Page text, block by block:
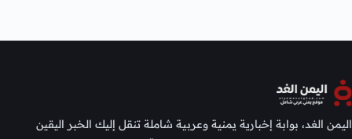
اليمن الغد، بوابة إخبارية يمنية وعربية شاملة تنقل إليك الخبر اليقين